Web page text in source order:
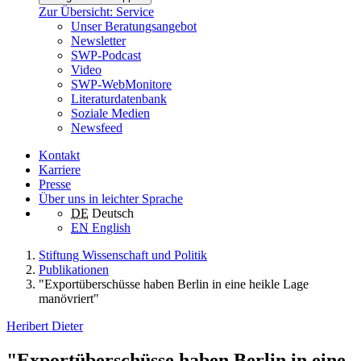
Zur Übersicht: Service
Unser Beratungsangebot
Newsletter
SWP-Podcast
Video
SWP-WebMonitore
Literaturdatenbank
Soziale Medien
Newsfeed
Kontakt
Karriere
Presse
Über uns in leichter Sprache
DE Deutsch
EN English
Stiftung Wissenschaft und Politik
Publikationen
"Exportüberschüsse haben Berlin in eine heikle Lage
manövriert"
Heribert Dieter